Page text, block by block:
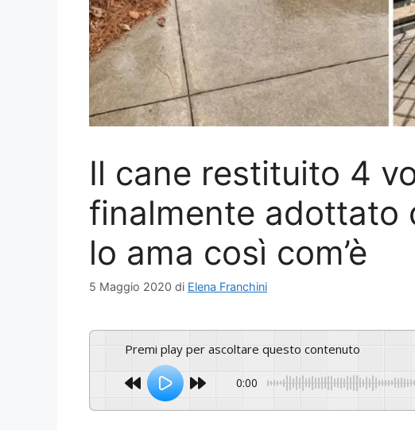
Il cane restituito 4
finalmente adottato
lo ama così com’è
5 Maggio 2020 di Elena Franchini
Premi play per ascoltare questo contenuto
0:00